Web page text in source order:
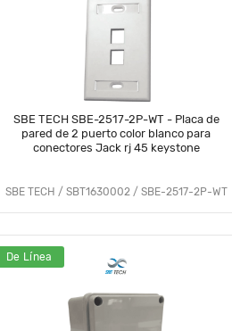
SBE TECH SBE-2517-2P-WT - Placa de
pared de 2 puerto color blanco para
conectores Jack rj 45 keystone
SBE TECH / SBT1630002 / SBE-2517-2P-WT
De Línea